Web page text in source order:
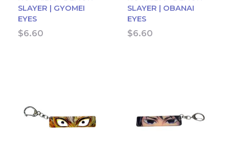
SLAYER | GYOMEI
EYES
$6.60
SLAYER | OBANAI
EYES
$6.60